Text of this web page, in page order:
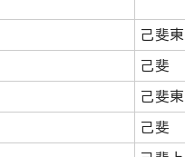
己斐東
己斐
己斐東
己斐